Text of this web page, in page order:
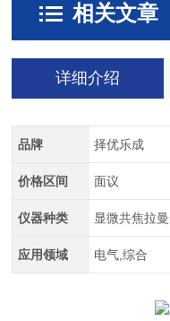
相关文章
详细介绍
品牌 择优乐成
价格区间 面议
仪器种类 显微共焦拉
应用领域 电气,综合